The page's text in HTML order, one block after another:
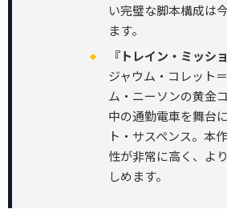
い完璧な脚本構成は
ます。
『トレイン・ミッシ
ジャウム・コレット
ム・ニーソンの黄金
中の通勤電車を舞台
ト・サスペンス。本
性が非常に高く、よ
しめます。